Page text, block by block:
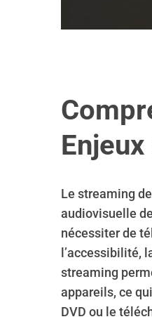
Le streaming
audiovisuelle
nécessiter de
l’accessibilité,
streaming
appareils, ce
DVD ou le